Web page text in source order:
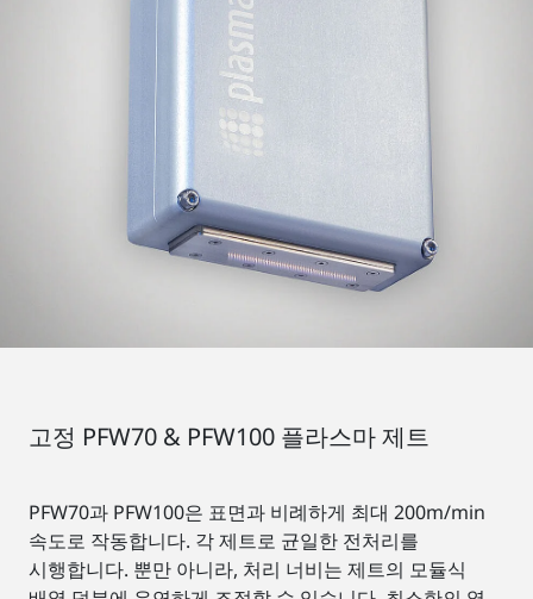
고정 PFW70 & PFW100 플라스마 제트
PFW70과 PFW100은 표면과 비례하게 최대 200m/min
속도로 작동합니다. 각 제트로 균일한 전처리를
시행합니다. 뿐만 아니라, 처리 너비는 제트의 모듈식